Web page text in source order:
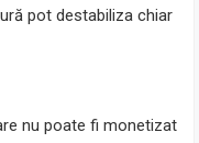
pot destabiliza chiar
nu poate fi monetizat